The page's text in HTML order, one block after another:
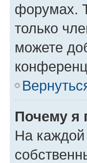
форумах.
только
можете
Почему я
На каждой